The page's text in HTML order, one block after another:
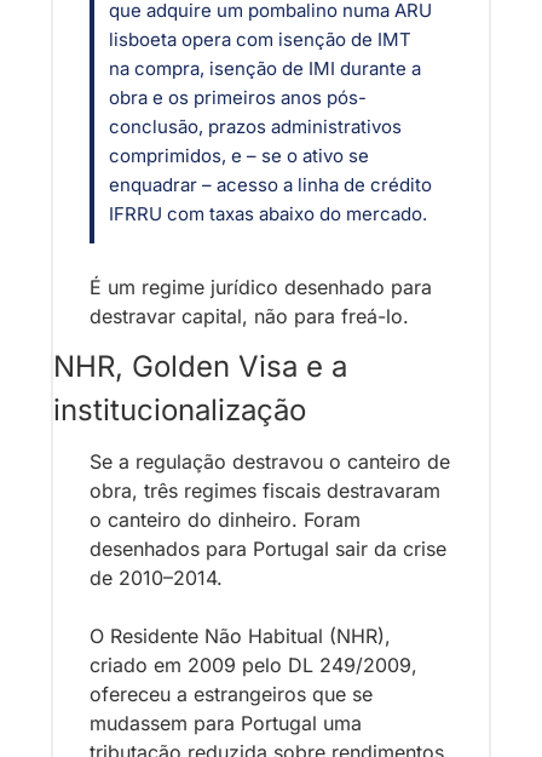
que adquire um pombalino numa ARU
lisboeta opera com isenção de IMT
na compra, isenção de IMI durante a
obra e os primeiros anos pós-
conclusão, prazos administrativos
comprimidos, e – se o ativo se
enquadrar – acesso a linha de crédito
IFRRU com taxas abaixo do mercado.
É um regime jurídico desenhado para
destravar capital, não para freá-lo.
NHR, Golden Visa e a
institucionalização
Se a regulação destravou o canteiro de
obra, três regimes fiscais destravaram
o canteiro do dinheiro. Foram
desenhados para Portugal sair da crise
de 2010–2014.
O Residente Não Habitual (NHR),
criado em 2009 pelo DL 249/2009,
ofereceu a estrangeiros que se
mudassem para Portugal uma